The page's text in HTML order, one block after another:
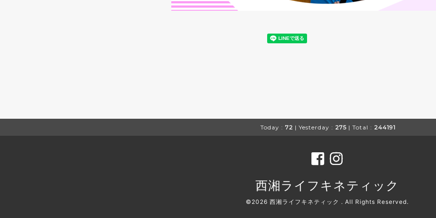
Today : 72 | Yesterday : 275 | Total : 244191
西湘ライフキネティック
©2026 西湘ライフキネティック . All Rights Reserved.